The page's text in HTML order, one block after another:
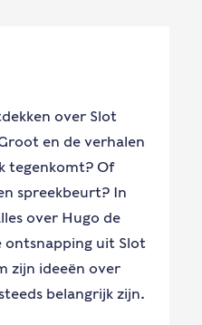
over Slot
en de verhalen
tegenkomt? Of
spreekbeurt? In
over Hugo de
ontsnapping uit Slot
zijn ideeën over
belangrijk zijn.